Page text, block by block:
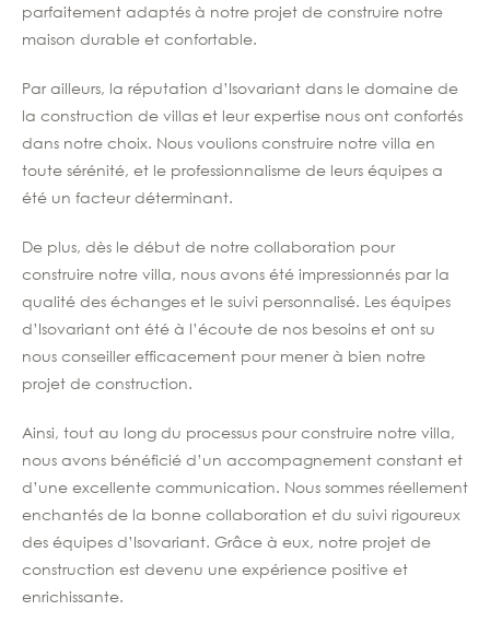
parfaitement adaptés à notre projet de construire notre
maison durable et confortable.
Par ailleurs, la réputation d’Isovariant dans le domaine de
la construction de villas et leur expertise nous ont confortés
dans notre choix. Nous voulions construire notre villa en
toute sérénité, et le professionnalisme de leurs équipes a
été un facteur déterminant.
De plus, dès le début de notre collaboration pour
construire notre villa, nous avons été impressionnés par la
qualité des échanges et le suivi personnalisé. Les équipes
d’Isovariant ont été à l’écoute de nos besoins et ont su
nous conseiller efficacement pour mener à bien notre
projet de construction.
Ainsi, tout au long du processus pour construire notre villa,
nous avons bénéficié d’un accompagnement constant et
d’une excellente communication. Nous sommes réellement
enchantés de la bonne collaboration et du suivi rigoureux
des équipes d’Isovariant. Grâce à eux, notre projet de
construction est devenu une expérience positive et
enrichissante.